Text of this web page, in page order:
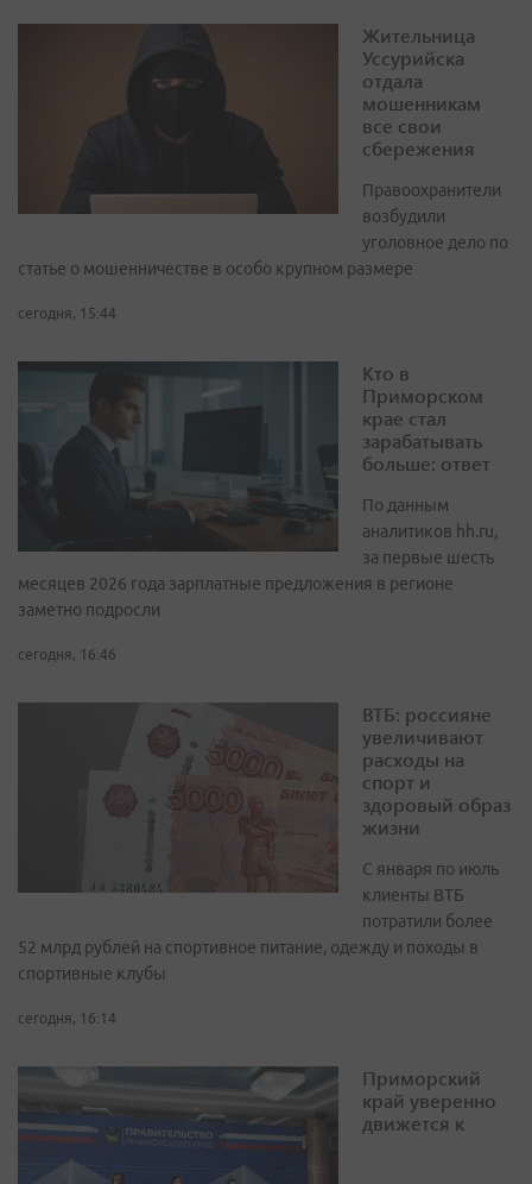
Жительница
Уссурийска
отдала
мошенникам
все свои
сбережения
Правоохранители
возбудили
уголовное дело по
статье о мошенничестве в особо крупном размере
сегодня, 15:44
Кто в
Приморском
крае стал
зарабатывать
больше: ответ
По данным
аналитиков hh.ru,
за первые шесть
месяцев 2026 года зарплатные предложения в регионе
заметно подросли
сегодня, 16:46
ВТБ: россияне
увеличивают
расходы на
спорт и
здоровый образ
жизни
С января по июль
клиенты ВТБ
потратили более
52 млрд рублей на спортивное питание, одежду и походы в
спортивные клубы
сегодня, 16:14
Приморский
край уверенно
движется к